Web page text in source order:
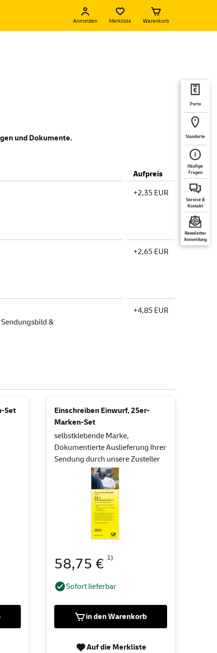
Anmelden Merkliste Warenkorb
Porto
Standorte
Häufige
Fragen
Service &
Kontakt
Newsletter
Anmeldung
und Dokumente.
Aufpreis
+2,35 EUR
+2,65 EUR
&
+4,85 EUR
Set
Einschreiben Einwurf, 25er-
Marken-Set
selbstklebende Marke,
Dokumentierte Auslieferung Ihrer
Sendung durch unsere Zusteller
58,75 € 1)
Sofort lieferbar
in den Warenkorb
Auf die Merkliste